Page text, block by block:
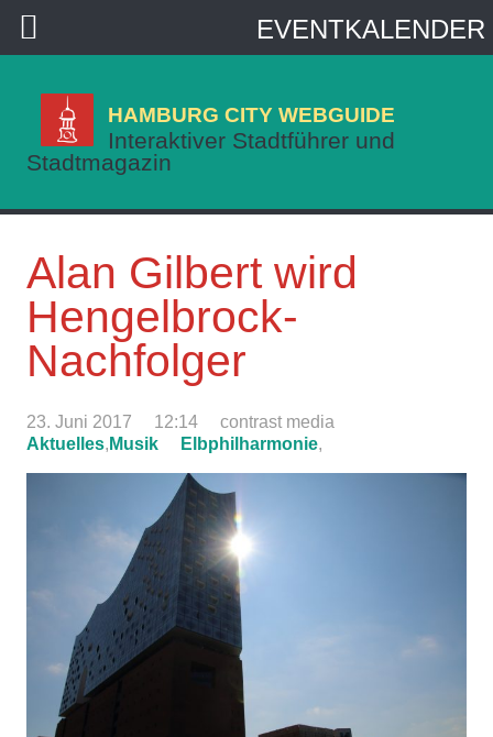
HAMBURG CITY WEBGUIDE
Interaktiver Stadtführer und
Stadtmagazin
Alan Gilbert wird
Hengelbrock-
Nachfolger
23. Juni 2017 12:14
contrast media
Aktuelles, Musik Elbphilharmonie,
EVENTKALENDER